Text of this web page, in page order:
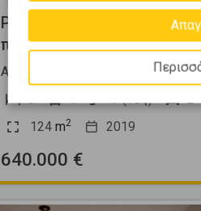
Ρετιρέ 124τ.μ. προς
πώληση
Αμπελόκηποι - Ελληνορώσων
3
1 7 (7ος)
2
124m2 2019
640.000 €